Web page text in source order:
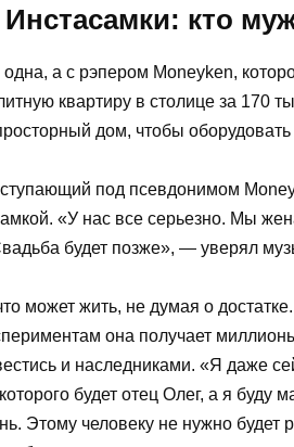
кто
одна, а с рэпером Moneyken,
квартиру в столице за 170
дом, чтобы оборудовать
под псевдонимом
«У нас все серьезно. Мы
будет позже», — уверял
может жить, не думая о
она получает
и наследниками. «Я даже
будет отец Олег, а я буду
Этому человеку не нужно будет